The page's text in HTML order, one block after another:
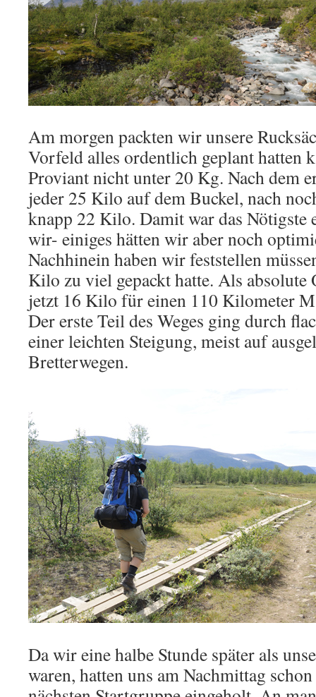
Am morgen packten wir unsere
Vorfeld alles ordentlich geplant hatten
Proviant nicht unter 20 Kg. Nach dem
jeder 25 Kilo auf dem Buckel, nach
knapp 22 Kilo. Damit war das Nötigste
wir- einiges hätten wir aber noch
Nachhinein haben wir feststellen
Kilo zu viel gepackt hatte. Als absolute
jetzt 16 Kilo für einen 110 Kilometer
Der erste Teil des Weges ging durch
einer leichten Steigung, meist auf
Bretterwegen.
Da wir eine halbe Stunde später als
waren, hatten uns am Nachmittag